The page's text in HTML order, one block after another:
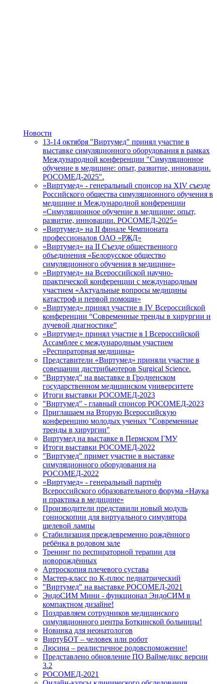
Новости
13-14 октября "Виртумед" принял участие в
выставке симуляционного оборудования в рамках
Международной конференции "Симуляционное
обучение в медицине: опыт, развитие, инновации.
РОСОМЕД-2025".
«Виртумед» - генеральный спонсор на XIV съезде
Российского общества симуляционного обучения в
медицине и Международной конференции
«Симуляционное обучение в медицине: опыт,
развитие, инновации. РОСОМЕД-2025»
«Виртумед» на II финале Чемпионата
профессионалов ОАО «РЖД»
«Виртумед» на II Съезде общественного
объединения «Белорусское общество
симуляционного обучения в медицине»
«Виртумед» на Всероссийской научно-
практической конференции с международным
участием «Актуальные вопросы медицины
катастроф и первой помощи»
«Виртумед» принял участие в IV Всероссийской
конференции “Современные тренды в хирургии и
лучевой диагностике”
«Виртумед» принял участие в І Всероссийской
Ассамблее с международным участием
«Респираторная медицина»
Представители «Виртумед» приняли участие в
совещании дистрибьютеров Surgical Science.
"Виртумед" на выставке в Гродненском
государственном медицинском университете
Итоги выставки РОСОМЕД-2023
"Виртумед" - главный спонсор РОСОМЕД-2023
Приглашаем на Вторую Всероссийскую
конференцию молодых ученых "Современные
тренды в хирургии"
Виртумед на выставке в Пермском ГМУ
Итоги выставки РОСОМЕД-2022
"Виртумед" примет участие в выставке
симуляционного оборудования на
РОСОМЕД-2022
«Виртумед» - генеральный партнёр
Всероссийского образовательного форума «Наука
и практика в медицине»
Производители представили новый модуль
гониоскопии для виртуального симулятора
щелевой лампы
Стабилизация преждевременно рождённого
ребёнка в родовом зале
Тренинг по респираторной терапии для
новорождённых
Артроскопия плечевого сустава
Мастер-класс по К-плюс педиатрический
"Виртумед" на выставке РОСОМЕД-2021
ЭндоСИМ Мини - функционал ЭндоСИМ в
компактном дизайне!
Поздравляем сотрудников медицинского
симуляционного центра Боткинской больницы!
Новинка для неонатологов
ВиртуБОТ – человек или робот
Люсина – реалистичное родовспоможение!
Представлено обновление ПО Ваймедикс версии
3.2
РОСОМЕД-2021